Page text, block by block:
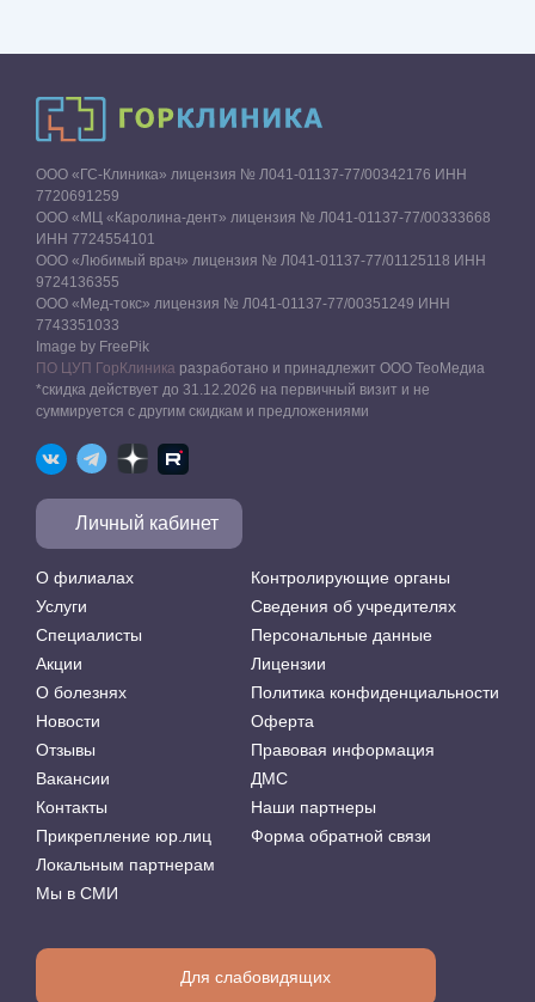
ООО «ГС-Клиника» лицензия № Л041-01137-77/00342176 ИНН
7720691259
ООО «МЦ «Каролина-дент» лицензия № Л041-01137-77/00333668
ИНН 7724554101
ООО «Любимый врач» лицензия № Л041-01137-77/01125118 ИНН
9724136355
ООО «Мед-токс» лицензия № Л041-01137-77/00351249 ИНН
7743351033
Image by FreePik
ПО ЦУП ГорКлиника разработано и принадлежит ООО ТеоМедиа
*скидка действует до 31.12.2026 на первичный визит и не
суммируется с другим скидкам и предложениями
О филиалах
Услуги
Специалисты
Акции
О болезнях
Новости
Отзывы
Вакансии
Контакты
Прикрепление юр.лиц
Локальным партнерам
Мы в СМИ
Контролирующие органы
Сведения об учредителях
Персональные данные
Лицензии
Политика конфиденциальности
Оферта
Правовая информация
ДМС
Наши партнеры
Форма обратной связи
Личный кабинет
Для слабовидящих